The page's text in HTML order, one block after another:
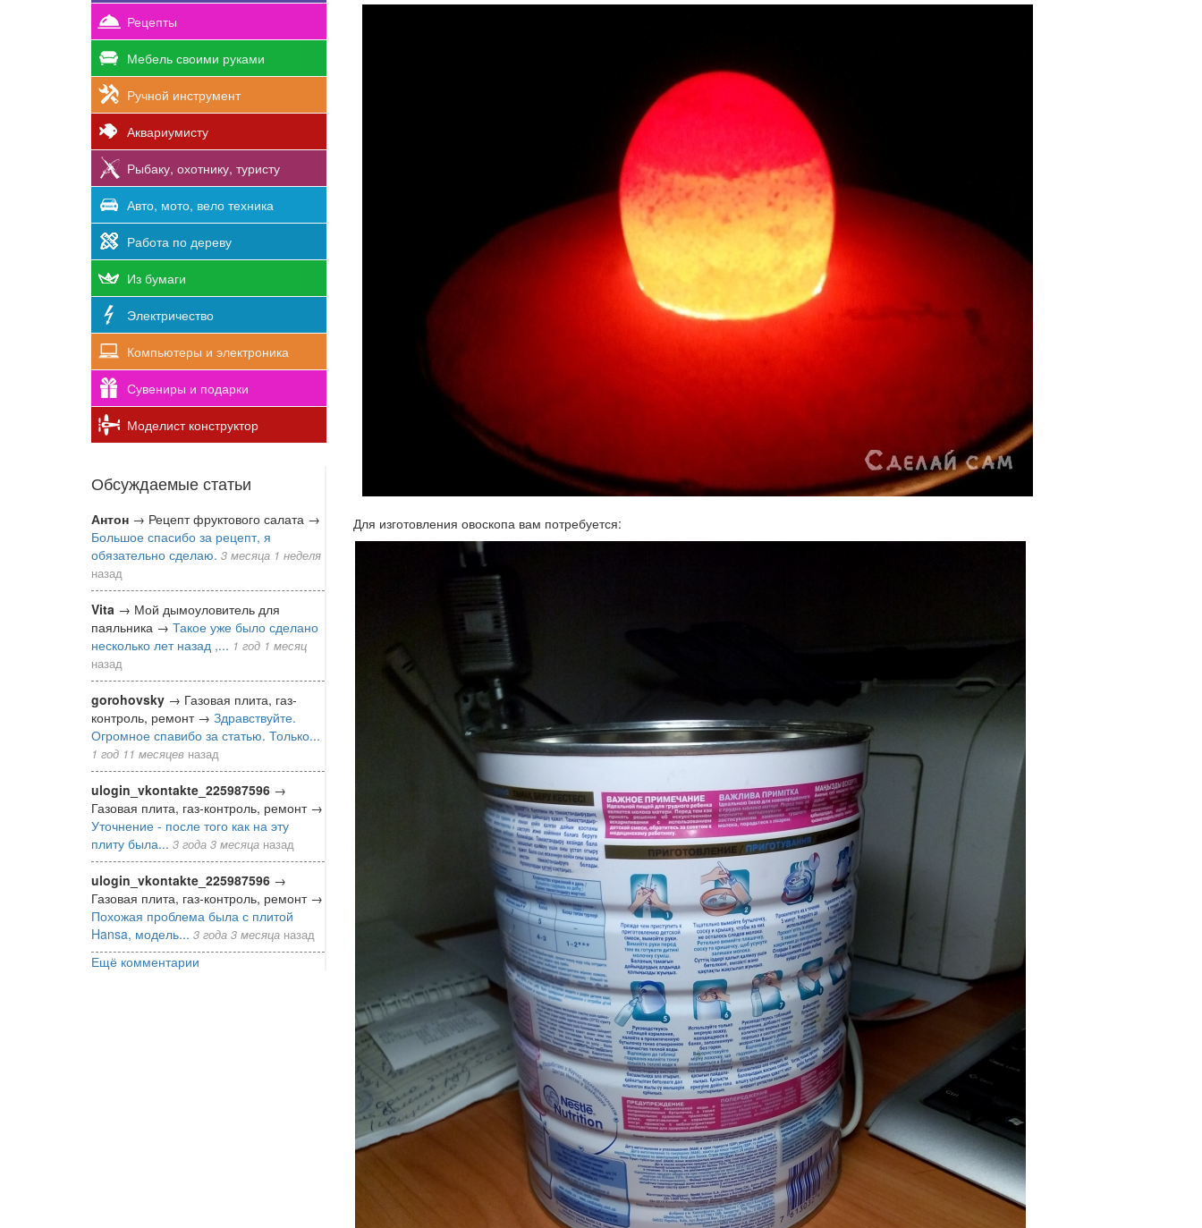
Рецепты
Мебель своими руками
Ручной инструмент
Аквариумисту
Рыбаку, охотнику, туристу
Авто, мото, вело техника
Работа по дереву
Из бумаги
Электричество
Компьютеры и электроника
Сувениры и подарки
Моделист конструктор
Обсуждаемые статьи
Антон → Рецепт фруктового салата →
Большое спасибо за рецепт, я
обязательно сделаю. 3 месяца 1 неделя
назад
Vita → Мой дымоуловитель для
паяльника → Такое уже было сделано
несколько лет назад ,... 1 год 1 месяц
назад
gorohovsky → Газовая плита, газ-
контроль, ремонт → Здравствуйте.
Огромное спавибо за статью. Только...
1 год 11 месяцев назад
ulogin_vkontakte_225987596 →
Газовая плита, газ-контроль, ремонт →
Уточнение - после того как на эту
плиту была... 3 года 3 месяца назад
ulogin_vkontakte_225987596 →
Газовая плита, газ-контроль, ремонт →
Похожая проблема была с плитой
Hansa, модель... 3 года 3 месяца назад
Ещё комментарии
Для изготовления овоскопа вам потребуется: